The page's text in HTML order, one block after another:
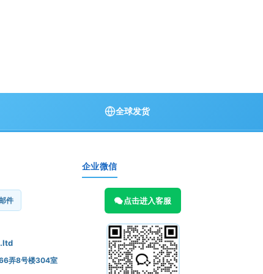
全球发货
件
弄8号楼304室
企业微信
点击进入客服